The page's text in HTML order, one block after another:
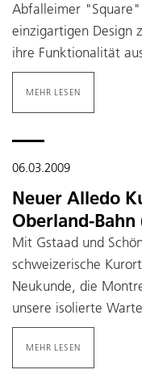
Abfalleimer
einzigartigen Design
ihre Funktionalität
MEHR LESEN
06.03.2009
Neuer Alledo
Oberland-Bahn
Mit Gstaad und
schweizerische
Neukunde, die
unsere isolierte
MEHR LESEN